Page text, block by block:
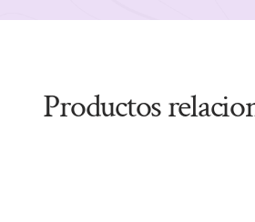
Productos